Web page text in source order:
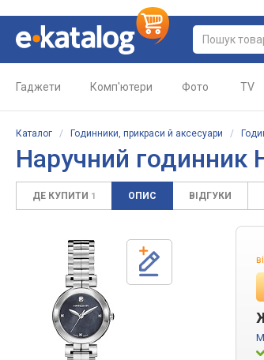
Гаджети Комп'ютери Фото TV
Каталог / Годинники, прикраси й аксесуари /
Наручний годинник
ДЕ КУПИТИ 1 ОПИС ВІДГУКИ